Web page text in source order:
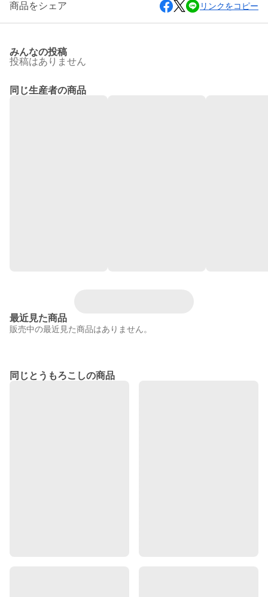
商品をシェア リンクをコピー
みんなの投稿
投稿はありません
同じ生産者の商品
最近見た商品
販売中の最近見た商品はありません。
同じとうもろこしの商品